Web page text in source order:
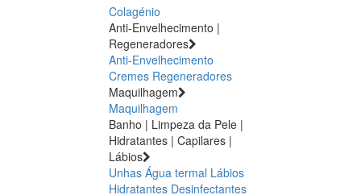
Colagénio
Anti-Envelhecimento |
Regeneradores
Anti-Envelhecimento
Cremes Regeneradores
Maquilhagem
Maquilhagem
Banho | Limpeza da Pele |
Hidratantes | Capilares |
Lábios
Unhas Água termal Lábios
Hidratantes Desinfectantes